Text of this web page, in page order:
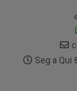
Seg a Qui